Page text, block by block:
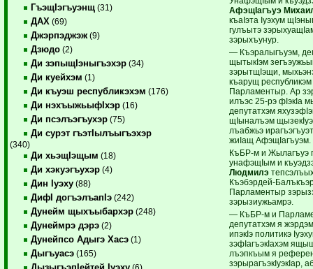
ГъэщIэгъуэнщ (31)
ДАХ (69)
Джэрпэджэж (9)
Дзюдо (2)
Ди зэпыщIэныгъэхэр (34)
Ди куейхэм (1)
Ди къуэш республикэхэм (176)
Ди нэхъыжьыфIхэр (16)
Ди псэлъэгъухэр (75)
Ди сурэт гъэтIылъыгъэхэр
(340)
Ди хьэщIэщым (18)
Ди хэкуэгъухэр (4)
Дин Iуэху (88)
ДифI догъэлъапIэ (242)
Дунейм щыхъыбархэр (248)
Дунеймрэ дэрэ (2)
Дунейпсо Адыгэ Хасэ (1)
Дыгъуасэ (165)
(6)
АфэщIагъуэ
къаIэта Iуэхум
гулъытэ
зэрыхъунур.
— Къэралыгъуэм,
щытыкIэм
зэрытщIэщи,
къарущ республикэм
Парламентыр. Ар
илъэс 25-рэ фIэкIа
депутатхэм
щIыналъэм щызекIуэ
лъабжьэ
жиIащ АфэщIагъуэм.
КъБР-м и Жылагъуэ
унафэщIым и
Людмилэ
Къэбэрдей-
Парламентыр
зэрызиужьамрэ.
— КъБР-м и
депутатхэм я
ипэкIэ политикэ
зэфIагъэкIахэм
лъэпкъым я
зэрырагъэкIуэкIар,